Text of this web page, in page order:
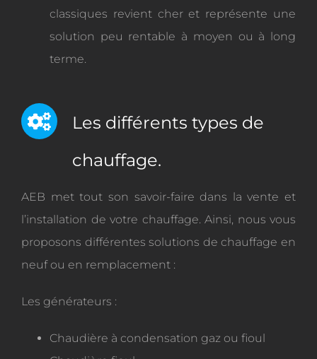
classiques revient cher et représente une
solution peu rentable à moyen ou à long
terme.
Les différents types de
chauffage.
AEB met tout son savoir-faire dans la vente et
l’installation de votre chauffage. Ainsi, nous vous
proposons différentes solutions de chauffage en
neuf ou en remplacement :
Les générateurs :
Chaudière à condensation gaz ou fioul